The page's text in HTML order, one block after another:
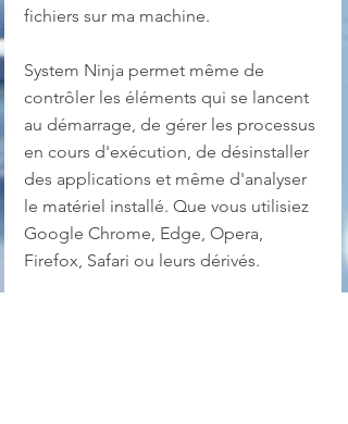
fichiers sur ma machine.
System Ninja permet même de
contrôler les éléments qui se lancent
au démarrage, de gérer les processus
en cours d'exécution, de désinstaller
des applications et même d'analyser
le matériel installé. Que vous utilisiez
Google Chrome, Edge, Opera,
Firefox, Safari ou leurs dérivés.